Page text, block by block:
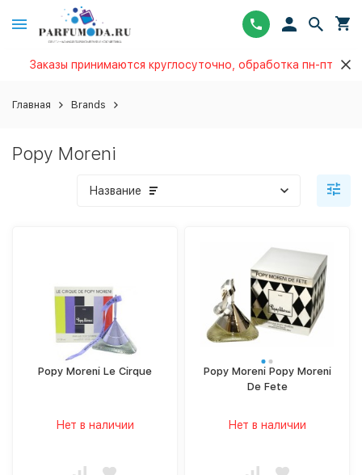
Заказы принимаются круглосуточно, обработка пн-пт
Главная Brands
Popy Moreni
Название
Popy Moreni Le Cirque
Нет в наличии
Popy Moreni Popy Moreni
De Fete
Нет в наличии